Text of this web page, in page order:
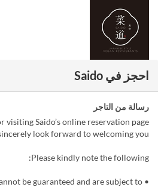
احجز في Saido
رسالة من التاجر
visiting Saido’s online reservation page.
look forward to welcoming you.
Please kindly note the following:
be guaranteed and are subject to